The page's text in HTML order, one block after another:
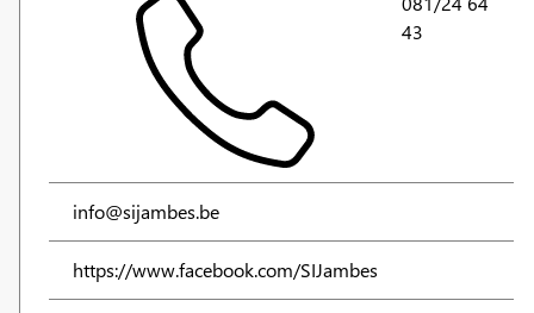
43
info@sijambes.be
https://www.facebook.com/SIJambes